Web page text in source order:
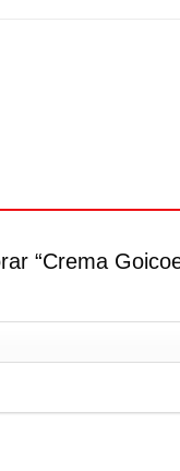
“Crema